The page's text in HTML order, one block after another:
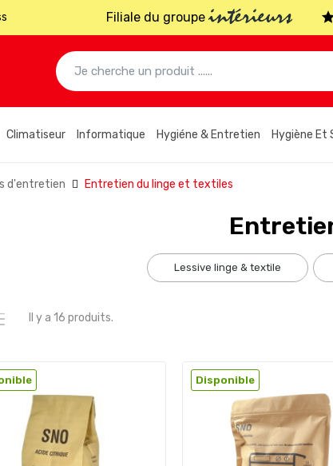
Filiale du groupeintérieurs
Climatiseur Informatique Hygiéne & Entretien Hygiène Et
d'entretien Entretien du linge et textiles
lessive linge & textile
Il y a 16 produits.
Disponible